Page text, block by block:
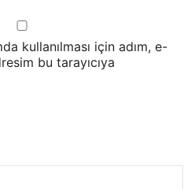
kullanılması için adım, e-
bu tarayıcıya